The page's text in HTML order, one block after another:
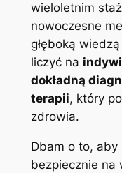
wieloletnim
nowoczesne
głęboką
liczyć na
dokładną
terapii, który
zdrowia.
Dbam o to, aby
bezpiecznie na